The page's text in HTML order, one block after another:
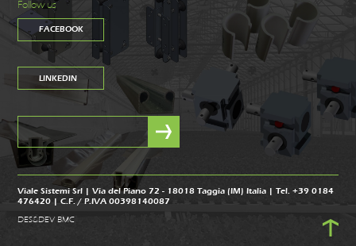
Follow us
FACEBOOK
LINKEDIN
Viale Sistemi Srl | Via del Piano 72 - 18018 Taggia (IM) Italia | Tel. +39 0184
476420 | C.F. / P.IVA 00398140087
DES&DEV BMC